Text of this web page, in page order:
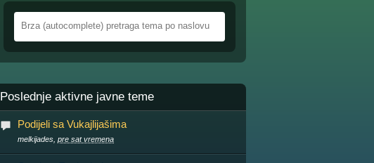
Poslednje aktivne javne teme
Podijeli sa Vukajlijašima
melkijades, pre sat vremena